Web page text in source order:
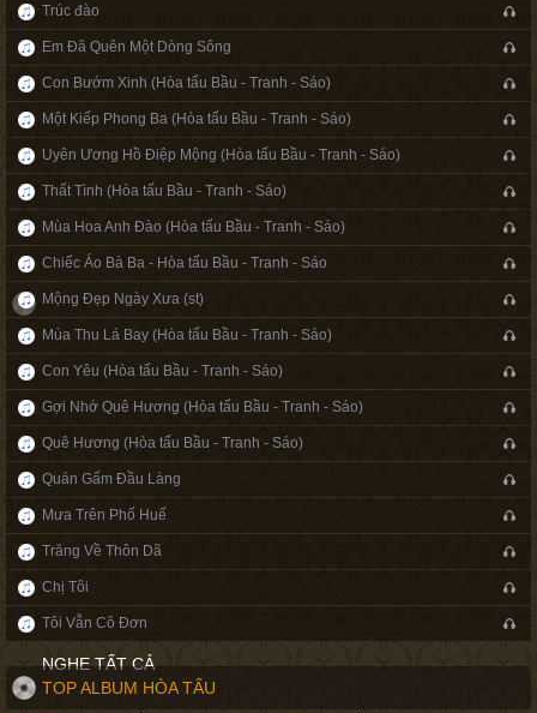
Trúc đào
Em Đã Quên Một Dòng Sông
Con Bướm Xinh (Hòa tấu Bầu - Tranh - Sáo)
Một Kiếp Phong Ba (Hòa tấu Bầu - Tranh - Sáo)
Uyên Ương Hồ Điệp Mộng (Hòa tấu Bầu - Tranh - Sáo)
Thất Tình (Hòa tấu Bầu - Tranh - Sáo)
Mùa Hoa Anh Đào (Hòa tấu Bầu - Tranh - Sáo)
Chiếc Áo Bà Ba - Hòa tấu Bầu - Tranh - Sáo
Mộng Đẹp Ngày Xưa (st)
Mùa Thu Lá Bay (Hòa tấu Bầu - Tranh - Sáo)
Con Yêu (Hòa tấu Bầu - Tranh - Sáo)
Gợi Nhớ Quê Hương (Hòa tấu Bầu - Tranh - Sáo)
Quê Hương (Hòa tấu Bầu - Tranh - Sáo)
Quán Gấm Đầu Làng
Mưa Trên Phố Huế
Trăng Về Thôn Dã
Chị Tôi
Tôi Vẫn Cô Đơn
NGHE TẤT CẢ
TOP ALBUM HÒA TẤU